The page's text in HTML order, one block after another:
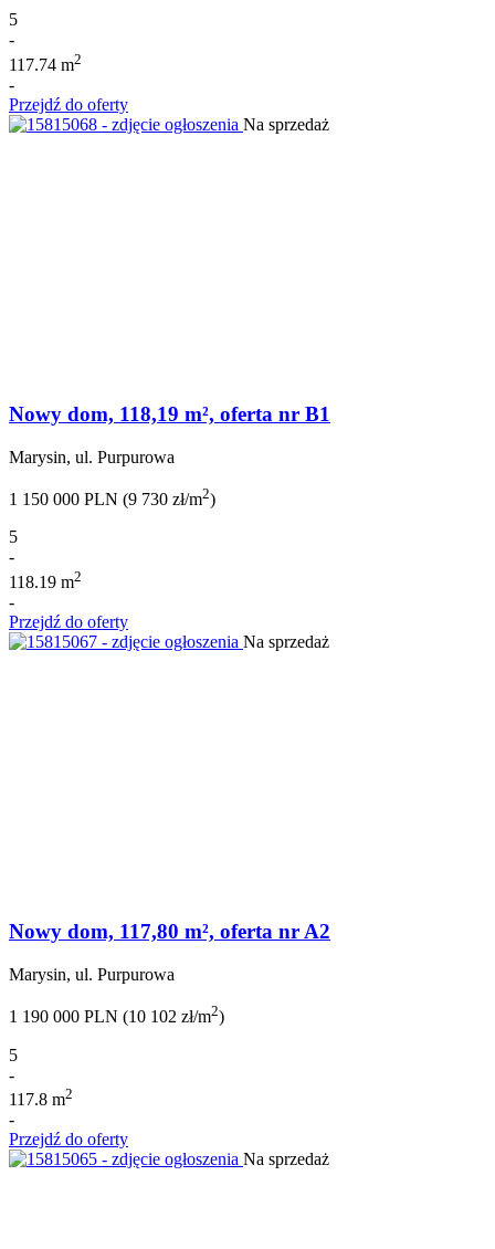
5
-
117.74 m2
-
Przejdź do oferty
Na sprzedaż
Nowy dom, 118,19 m², oferta nr B1
Marysin, ul. Purpurowa
1 150 000 PLN (9 730 zł/m2)
5
-
118.19 m2
-
Przejdź do oferty
Na sprzedaż
Nowy dom, 117,80 m², oferta nr A2
Marysin, ul. Purpurowa
1 190 000 PLN (10 102 zł/m2)
5
-
117.8 m2
-
Przejdź do oferty
Na sprzedaż